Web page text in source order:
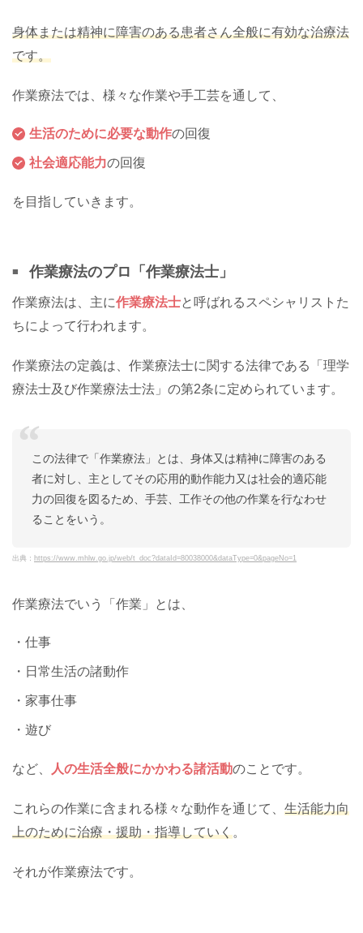
身体または精神に障害のある患者さん全般に有効な治療法
です。
作業療法では、様々な作業や手工芸を通して、
生活のために必要な動作の回復
社会適応能力の回復
を目指していきます。
作業療法のプロ「作業療法士」
作業療法は、主に作業療法士と呼ばれるスペシャリストた
ちによって行われます。
作業療法の定義は、作業療法士に関する法律である「理学
療法士及び作業療法士法」の第2条に定められています。
この法律で「作業療法」とは、身体又は精神に障害のある
者に対し、主としてその応用的動作能力又は社会的適応能
力の回復を図るため、手芸、工作その他の作業を行なわせ
ることをいう。
出典： https://www.mhlw.go.jp/web/t_doc?dataId=80038000&dataType=0&pageNo=1
作業療法でいう「作業」とは、
・仕事
・日常生活の諸動作
・家事仕事
・遊び
など、 人の生活全般にかかわる諸活動のことです。
これらの作業に含まれる様々な動作を通じて、 生活能力向
上のために治療・援助・指導していく。
それが作業療法です。